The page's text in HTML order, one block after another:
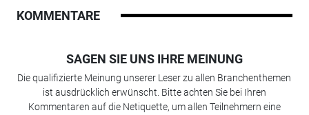
KOMMENTARE
SAGEN SIE UNS IHRE MEINUNG
Die qualifizierte Meinung unserer Leser zu allen Branchenthemen
ist ausdrücklich erwünscht. Bitte achten Sie bei Ihren
Kommentaren auf die Netiquette, um allen Teilnehmern eine